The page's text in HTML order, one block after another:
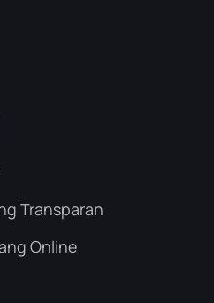
Transparan
Online